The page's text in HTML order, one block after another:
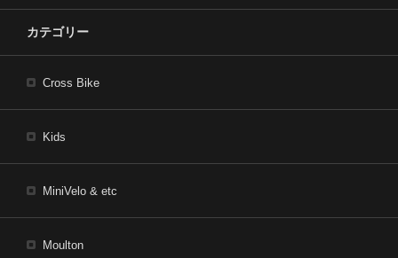
カテゴリー
Cross Bike
Kids
MiniVelo & etc
Moulton